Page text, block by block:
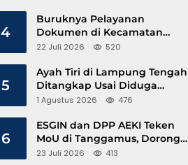
4
Buruknya Pelayanan
Dokumen di Kecamatan
Pangkalan Susu, Kinerja
22 Juli 2026 520
5
Ayah Tiri di Lampung Tengah
Ditangkap Usai Diduga
Hamili Anak di Bawah Umur
1 Agustus 2026 476
6
ESGIN dan DPP AEKI Teken
MoU di Tanggamus, Dorong
Ekonomi Hijau Berbasis Kopi
23 Juli 2026 413